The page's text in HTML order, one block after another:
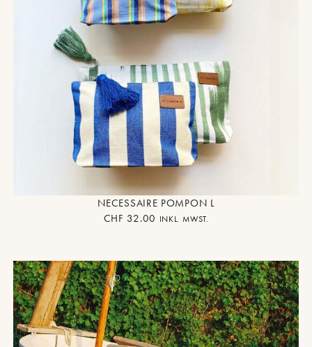
NECESSAIRE POMPON L
CHF 32.00 INKL. MWST.